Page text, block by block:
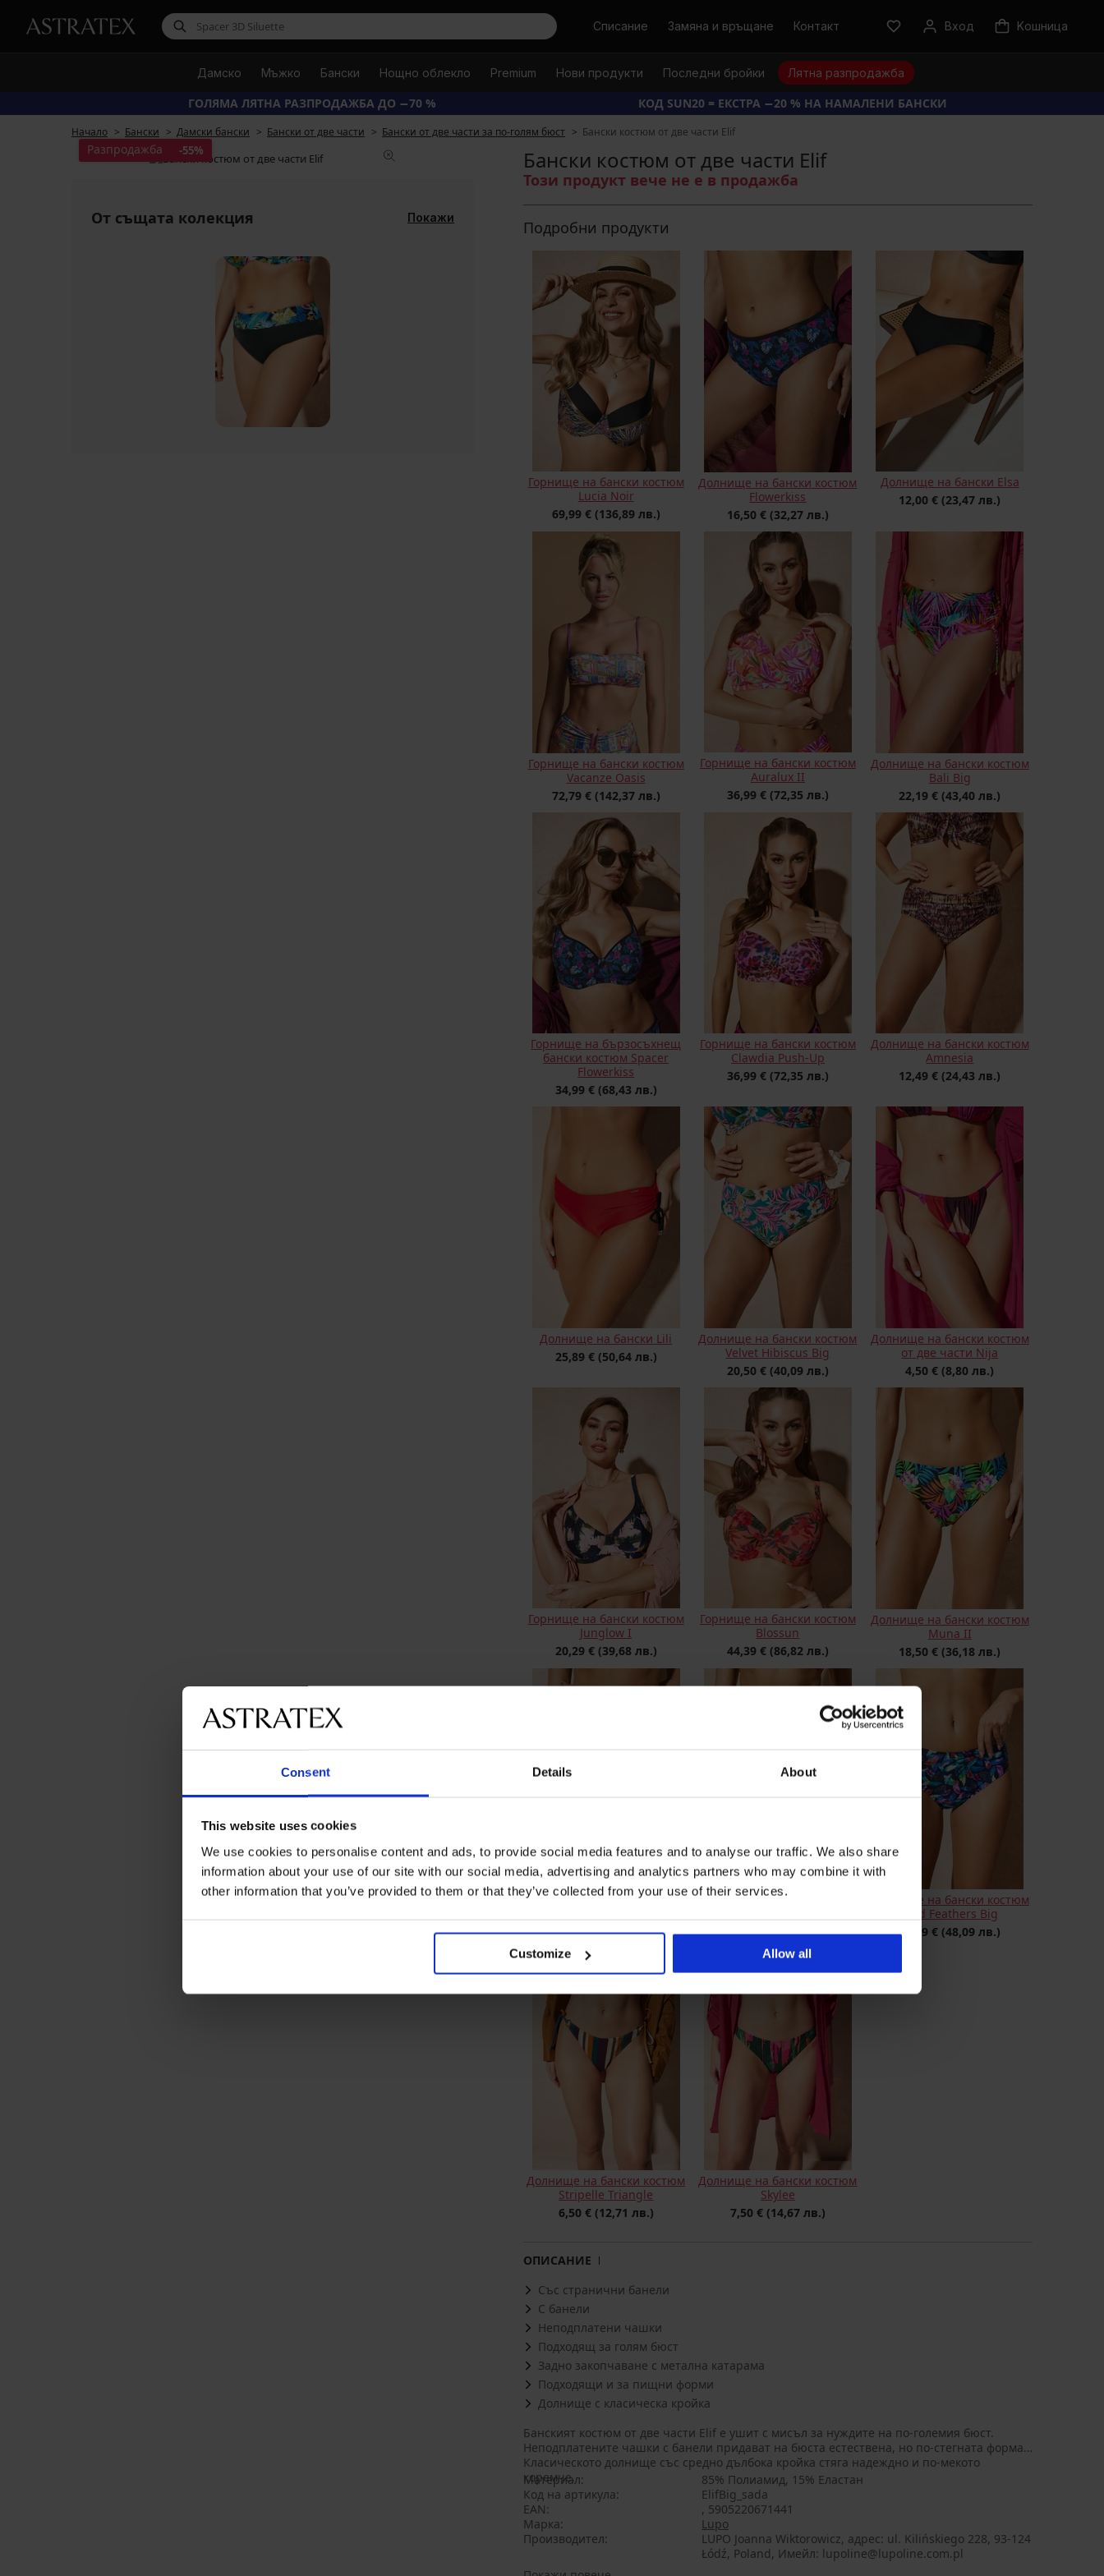
Consent Details About
This website uses cookies
We use cookies to personalise content and ads, to provide social media features and to analyse our traffic. We also share
information about your use of our site with our social media, advertising and analytics partners who may combine it with
other information that you’ve provided to them or that they’ve collected from your use of their services.
Customize Allow all
ТърсиСписание Замяна и връщане Контакт Вход Kошница
Дамско Мъжко Бански Нощно облекло Premium Нови продукти Последни бройки Лятна разпродажба
ГОЛЯМА ЛЯТНА РАЗПРОДАЖБА ДО −70 % КОД SUN20 = ЕКСТРА −20 % НА НАМАЛЕНИ БАНСКИ
Начало Бански Дамски бански Бански от две части Бански от две части за по-голям бюст Бански костюм от две части Elif
Разпродажба -55%
От същата колекция Покажи
Бански костюм от две части Elif
Този продукт вече не е в продажба
Подробни продукти
Горнище на бански костюм
Lucia Noir
69,99 € (136,89 лв.)
Долнище на бански костюм
Flowerkiss
16,50 € (32,27 лв.)
Долнище на бански Elsa
12,00 € (23,47 лв.)
Горнище на бански костюм
Vacanze Oasis
72,79 € (142,37 лв.)
Горнище на бански костюм
Auralux II
36,99 € (72,35 лв.)
Долнище на бански костюм
Bali Big
22,19 € (43,40 лв.)
Горнище на бързосъхнещ
бански костюм Spacer
Flowerkiss
34,99 € (68,43 лв.)
Горнище на бански костюм
Clawdia Push-Up
36,99 € (72,35 лв.)
Долнище на бански костюм
Amnesia
12,49 € (24,43 лв.)
Долнище на бански Lili
25,89 € (50,64 лв.)
Долнище на бански костюм
Velvet Hibiscus Big
20,50 € (40,09 лв.)
Долнище на бански костюм
от две части Nija
4,50 € (8,80 лв.)
Горнище на бански костюм
Junglow I
20,29 € (39,68 лв.)
Горнище на бански костюм
Blossun
44,39 € (86,82 лв.)
Долнище на бански костюм
Muna II
18,50 € (36,18 лв.)
Долнище на бански костюм
11,10 €(21,71 лв.)
Долнище на бански костюм
22,19 €(43,40 лв.)
Долнище на бански костюм
Wild Feathers Big
24,59 € (48,09 лв.)
Долнище на бански костюм
Stripelle Triangle
6,50 € (12,71 лв.)
Долнище на бански костюм
Skylee
7,50 € (14,67 лв.)
ОПИСАНИЕ
Със странични банели
С банели
Неподплатени чашки
Подходящ за голям бюст
Задно закопчаване с метална катарама
Подходящи и за пищни форми
Долнище с класическа кройка
Банският костюм от две части Elif е ушит с мисъл за нуждите на по-големия бюст.
Неподплатените чашки с банели придават на бюста естествена, но по-стегната форма.
Класическото долнище със средно дълбока кройка стяга надеждно и по-мекото
коремче.
Материал
85% Полиамид, 15% Еластан
Код на артикула
ElifBig_sada
EAN
, 5905220671441
Марка
Lupo
Производител
LUPO Joanna Wiktorowicz, aдрес: ul. Kilińskiego 228, 93-124
Łódź, Poland, Имейл: lupoline@lupoline.com.pl